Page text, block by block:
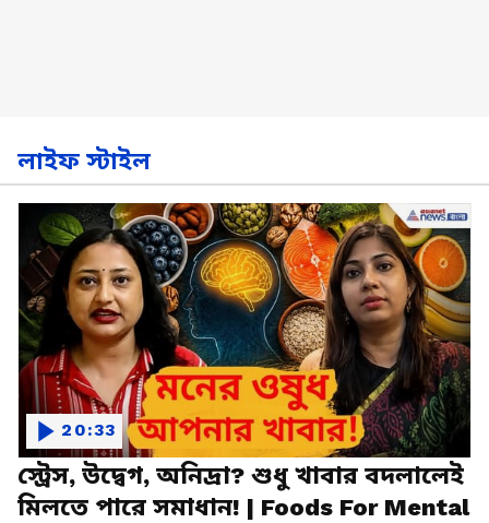
লাইফ স্টাইল
স্ট্রেস, উদ্বেগ, অনিদ্রা? শুধু খাবার বদলালেই
মিলতে পারে সমাধান! | Foods For Mental
20:33